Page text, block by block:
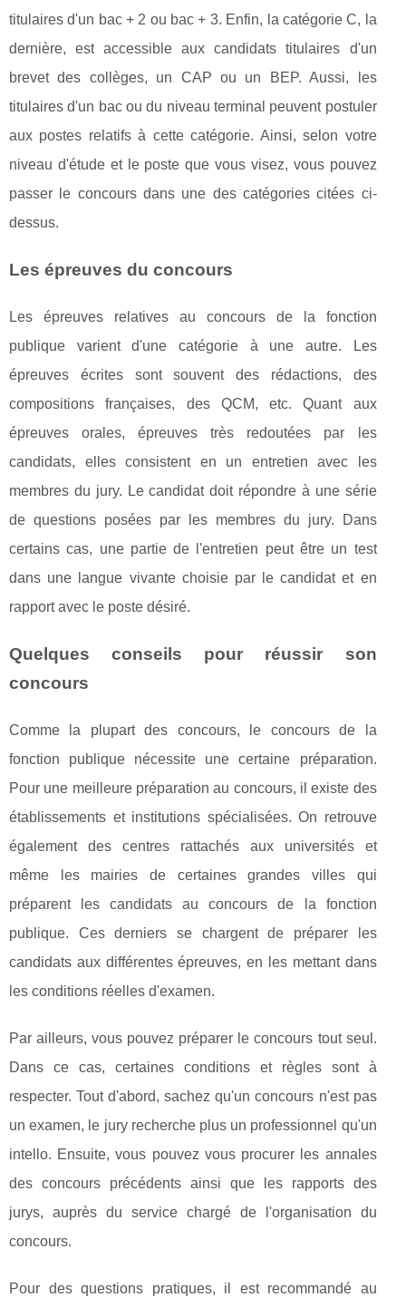
titulaires d'un bac + 2 ou bac + 3. Enfin, la catégorie C, la
dernière, est accessible aux candidats titulaires d'un
brevet des collèges, un CAP ou un BEP. Aussi, les
titulaires d'un bac ou du niveau terminal peuvent postuler
aux postes relatifs à cette catégorie. Ainsi, selon votre
niveau d'étude et le poste que vous visez, vous pouvez
passer le concours dans une des catégories citées ci-
dessus.
Les épreuves du concours
Les épreuves relatives au concours de la fonction
publique varient d'une catégorie à une autre. Les
épreuves écrites sont souvent des rédactions, des
compositions françaises, des QCM, etc. Quant aux
épreuves orales, épreuves très redoutées par les
candidats, elles consistent en un entretien avec les
membres du jury. Le candidat doit répondre à une série
de questions posées par les membres du jury. Dans
certains cas, une partie de l'entretien peut être un test
dans une langue vivante choisie par le candidat et en
rapport avec le poste désiré.
Quelques conseils pour réussir son
concours
Comme la plupart des concours, le concours de la
fonction publique nécessite une certaine préparation.
Pour une meilleure préparation au concours, il existe des
établissements et institutions spécialisées. On retrouve
également des centres rattachés aux universités et
même les mairies de certaines grandes villes qui
préparent les candidats au concours de la fonction
publique. Ces derniers se chargent de préparer les
candidats aux différentes épreuves, en les mettant dans
les conditions réelles d'examen.
Par ailleurs, vous pouvez préparer le concours tout seul.
Dans ce cas, certaines conditions et règles sont à
respecter. Tout d'abord, sachez qu'un concours n'est pas
un examen, le jury recherche plus un professionnel qu'un
intello. Ensuite, vous pouvez vous procurer les annales
des concours précédents ainsi que les rapports des
jurys, auprès du service chargé de l'organisation du
concours.
Pour des questions pratiques, il est recommandé au